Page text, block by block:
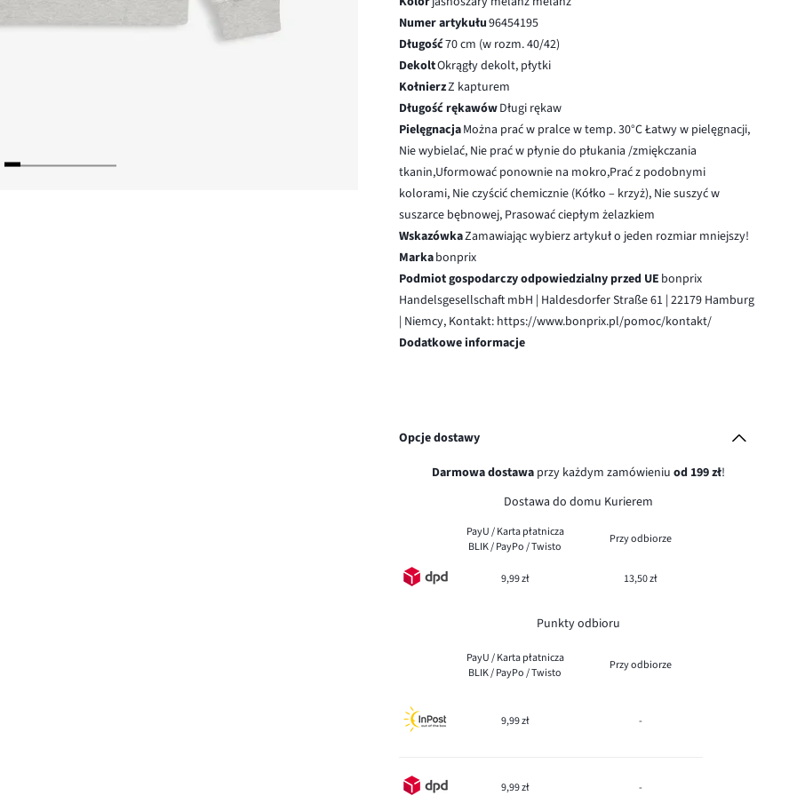
Numer artykułu96454195
Długość70 cm (w rozm. 40/42)
DekoltOkrągły dekolt, płytki
KołnierzZ kapturem
Długość rękawówDługi rękaw
PielęgnacjaMożna prać w pralce w temp. 30°C Łatwy w pielęgnacji,
Nie wybielać, Nie prać w płynie do płukania /zmiękczania
tkanin,Uformować ponownie na mokro,Prać z podobnymi
kolorami, Nie czyścić chemicznie (Kółko – krzyż), Nie suszyć w
suszarce bębnowej, Prasować ciepłym żelazkiem
WskazówkaZamawiając wybierz artykuł o jeden rozmiar mniejszy!
Markabonprix
Podmiot gospodarczy odpowiedzialny przed UE bonprix
Handelsgesellschaft mbH | Haldesdorfer Straße 61 | 22179 Hamburg
| Niemcy, Kontakt: https://www.bonprix.pl/pomoc/kontakt/
Dodatkowe informacje
Opcje dostawy
Darmowa dostawaprzy każdym zamówieniu od 199 zł!
Dostawa do domu Kurierem
PayU / Karta płatnicza
BLIK / PayPo / Twisto
Przy odbiorze
9,99 zł 13,50 zł
Punkty odbioru
PayU / Karta płatnicza
BLIK / PayPo / Twisto
Przy odbiorze
9,99 zł -
9,99 zł -